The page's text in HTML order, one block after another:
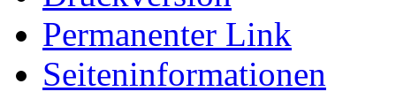
Permanenter Link
Seiten­­informationen